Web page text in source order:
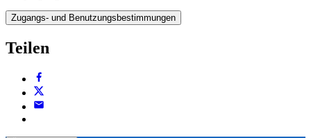
Zugangs- und Benutzungsbestimmungen
Teilen